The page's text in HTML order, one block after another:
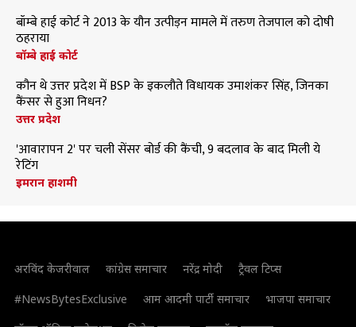
बॉम्बे हाई कोर्ट ने 2013 के यौन उत्पीड़न मामले में तरुण तेजपाल को दोषी
ठहराया
बॉम्बे हाई कोर्ट
कौन थे उत्तर प्रदेश में BSP के इकलौते विधायक उमाशंकर सिंह, जिनका
कैंसर से हुआ निधन?
उत्तर प्रदेश
'आवारापन 2' पर चली सेंसर बोर्ड की कैंची, 9 बदलाव के बाद मिली ये
रेटिंग
इमरान हाशमी
अरविंद केजरीवाल कांग्रेस समाचार नरेंद्र मोदी
ट्रैवल टिप्स
#NewsBytesExclusive
आम आदमी पार्टी समाचार
भाजपा समाचार